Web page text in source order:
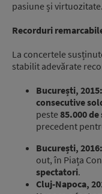
pasiune și virtuozitate.
Recorduri
La concertele
stabilit adevărate
București, 2015:
consecutive
peste85.000
precedent
București, 2016:
out, în Piața
spectatori.
Cluj-Napoca,